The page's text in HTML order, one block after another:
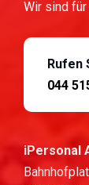
Wir sind
Rufen
044
iPersonal